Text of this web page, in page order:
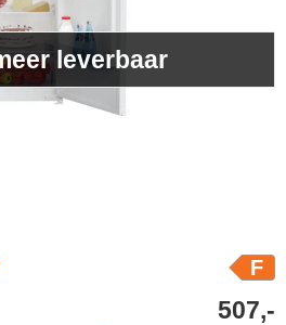
leverbaar
F
507,-